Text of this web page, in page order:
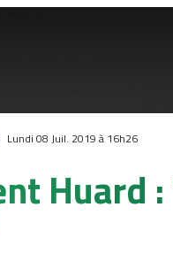
Lundi 08 Juil. 2019 à 16h26
Huard